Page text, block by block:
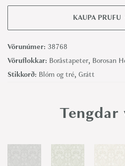
l
a
-
B
KAUPA PRUFU
Vörunúmer: 38768
Vöruflokkar: Boråstapeter, Borosan
Stikkorð: Blóm og tré, Grátt
Tengdar